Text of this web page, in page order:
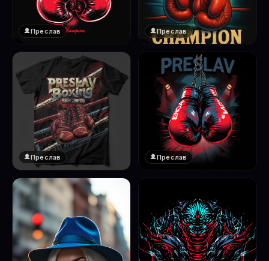
❤️
1
Преслав
❤️
Преслав
Преслав Преслав